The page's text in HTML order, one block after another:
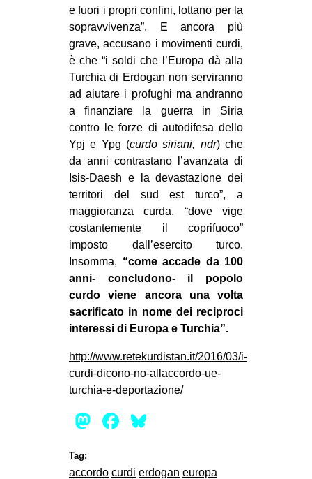
e fuori i propri confini, lottano per la
sopravvivenza”. E ancora più
grave, accusano i movimenti curdi,
è che “i soldi che l’Europa dà alla
Turchia di Erdogan non serviranno
ad aiutare i profughi ma andranno
a finanziare la guerra in Siria
contro le forze di autodifesa dello
Ypj e Ypg (curdo siriani, ndr) che
da anni contrastano l’avanzata di
Isis-Daesh e la devastazione dei
territori del sud est turco”, a
maggioranza curda, “dove vige
costantemente il coprifuoco”
imposto dall’esercito turco.
Insomma, “come accade da 100
anni- concludono- il popolo
curdo viene ancora una volta
sacrificato in nome dei reciproci
interessi di Europa e Turchia”.
http://www.retekurdistan.it/2016/03/i-
curdi-dicono-no-allaccordo-ue-
turchia-e-deportazione/
Mastodon
Facebook
Tag:
accordo curdi erdogan europa